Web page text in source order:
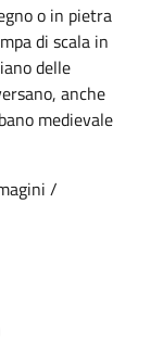
o in pietra
di scala in
delle
anche
medievale
/